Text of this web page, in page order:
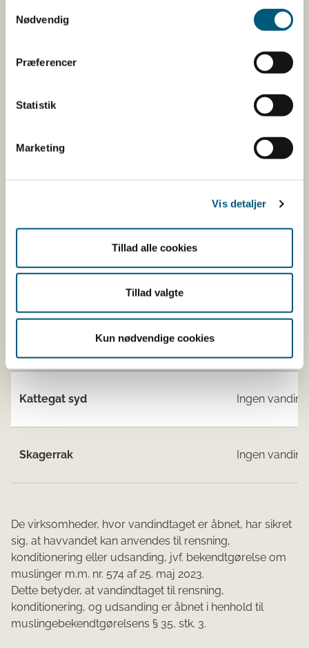
Nødvendig
Præferencer
Statistik
Marketing
Vis detaljer
Tillad alle cookies
Tillad valgte
Kun nødvendige cookies
Vadehavet, Nordsøen og Jyllands
Ingen
Vestlig Østersø Ingen
Kattegat syd Ingen
Skagerrak Ingen
De virksomheder, hvor vandindtaget er åbnet, har sikret
sig, at havvandet kan anvendes til rensning,
konditionering eller udsanding, jvf. bekendtgørelse om
muslinger m.m. nr. 574 af 25. maj 2023.
Dette betyder, at vandindtaget til rensning,
konditionering, og udsanding er åbnet i henhold til
muslingebekendtgørelsens § 35, stk. 3​.